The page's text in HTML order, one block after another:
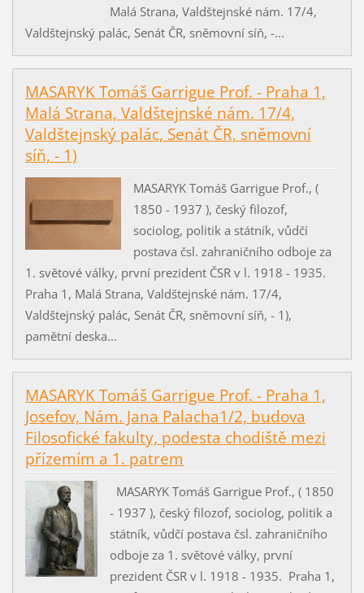
Malá Strana, Valdštejnské nám. 17/4,
Valdštejnský palác, Senát ČR, sněmovní síň, -...
MASARYK Tomáš Garrigue Prof. - Praha 1,
Malá Strana, Valdštejnské nám. 17/4,
Valdštejnský palác, Senát ČR, sněmovní
síň, - 1)
MASARYK Tomáš Garrigue Prof., (
1850 - 1937 ), český filozof,
sociolog, politik a státník, vůdčí
postava čsl. zahraničního odboje za
1. světové války, první prezident ČSR v l. 1918 - 1935.
Praha 1, Malá Strana, Valdštejnské nám. 17/4,
Valdštejnský palác, Senát ČR, sněmovní síň, - 1),
pamětní deska...
MASARYK Tomáš Garrigue Prof. - Praha 1,
Josefov, Nám. Jana Palacha1/2, budova
Filosofické fakulty, podesta chodiště mezi
přízemím a 1. patrem
MASARYK Tomáš Garrigue Prof., ( 1850
- 1937 ), český filozof, sociolog, politik a
státník, vůdčí postava čsl. zahraničního
odboje za 1. světové války, první
prezident ČSR v l. 1918 - 1935. Praha 1,